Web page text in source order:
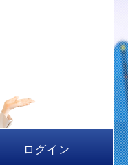
ログイン